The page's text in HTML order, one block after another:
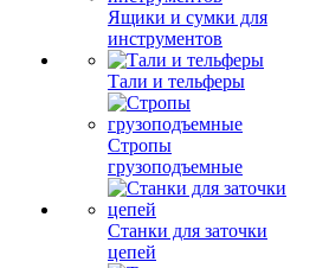
Ящики и сумки для
инструментов
Тали и тельферы
Стропы
грузоподъемные
Станки для заточки
цепей